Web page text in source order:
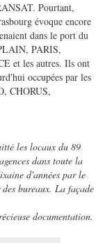
Pourtant,
évoque encore
dans le port du
PARIS,
et les autres. Ils ont
occupées par les
CHORUS,
les locaux du 89
dans toute la
d'années par le
bureaux. La façade
documentation.